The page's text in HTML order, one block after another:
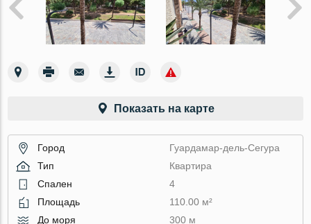
Показать на карте
Город
Гуардамар-дель-Сегура
Тип
Квартира
Спален
4
Площадь
110.00 м²
До моря
300 м